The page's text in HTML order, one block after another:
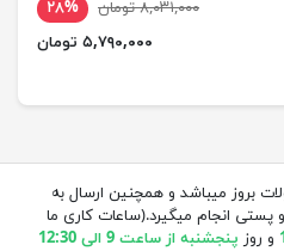
۸,۰۳۱,۰۰۰ تومان
۲۸%
۵,۷۹۰,۰۰۰ تومان
بروز میباشد و همچنین ارسال به
انجام میگیرد.(ساعات کاری ما
و روز پنجشنبه از ساعت 9 الی 12:30